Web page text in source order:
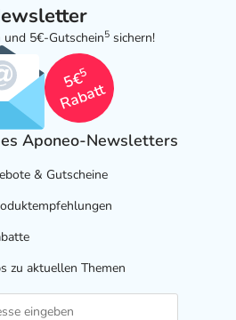
und 5€-Gutschein5 sichern!
5€
5
Rabatt
Aponeo-Newsletters
& Gutscheine
zu aktuellen Themen